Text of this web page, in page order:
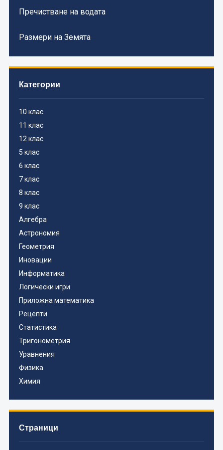
Пречистване на водата
Размери на Земята
Категории
10 клас
11 клас
12 клас
5 клас
6 клас
7 клас
8 клас
9 клас
Алгебра
Астрономия
Геометрия
Иновации
Информатика
Логически игри
Приложна математика
Рецепти
Статистика
Тригонометрия
Уравнения
Физика
Химия
Страници